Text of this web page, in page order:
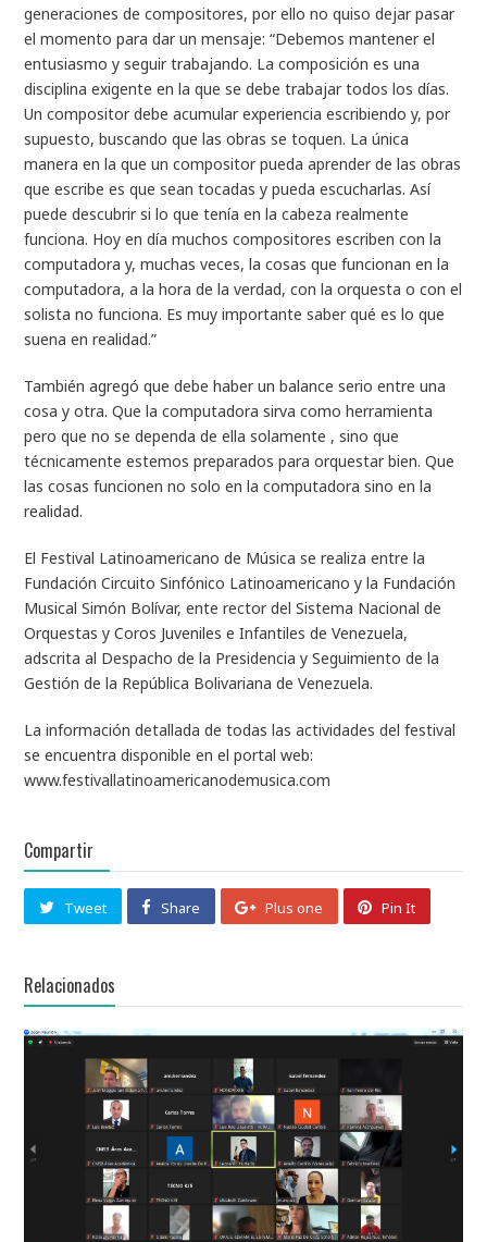
generaciones de compositores, por ello no quiso dejar pasar
el momento para dar un mensaje: “Debemos mantener el
entusiasmo y seguir trabajando. La composición es una
disciplina exigente en la que se debe trabajar todos los días.
Un compositor debe acumular experiencia escribiendo y, por
supuesto, buscando que las obras se toquen. La única
manera en la que un compositor pueda aprender de las obras
que escribe es que sean tocadas y pueda escucharlas. Así
puede descubrir si lo que tenía en la cabeza realmente
funciona. Hoy en día muchos compositores escriben con la
computadora y, muchas veces, la cosas que funcionan en la
computadora, a la hora de la verdad, con la orquesta o con el
solista no funciona. Es muy importante saber qué es lo que
suena en realidad.”
También agregó que debe haber un balance serio entre una
cosa y otra. Que la computadora sirva como herramienta
pero que no se dependa de ella solamente , sino que
técnicamente estemos preparados para orquestar bien. Que
las cosas funcionen no solo en la computadora sino en la
realidad.
El Festival Latinoamericano de Música se realiza entre la
Fundación Circuito Sinfónico Latinoamericano y la Fundación
Musical Simón Bolívar, ente rector del Sistema Nacional de
Orquestas y Coros Juveniles e Infantiles de Venezuela,
adscrita al Despacho de la Presidencia y Seguimiento de la
Gestión de la República Bolivariana de Venezuela.
La información detallada de todas las actividades del festival
se encuentra disponible en el portal web:
www.festivallatinoamericanodemusica.com
Compartir
Tweet Share Plus one Pin It
Relacionados